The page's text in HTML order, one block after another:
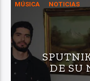
MÚSICA NOTICIAS
DE SU